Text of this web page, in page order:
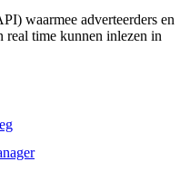
waarmee adverteerders en
real time kunnen inlezen in